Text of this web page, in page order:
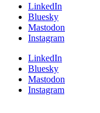
LinkedIn
Bluesky
Mastodon
Instagram
LinkedIn
Bluesky
Mastodon
Instagram